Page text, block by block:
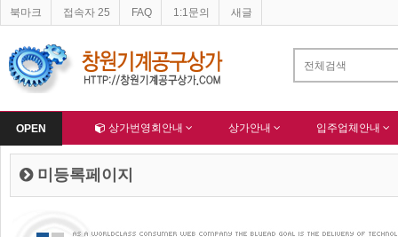
OPEN
북마크 접속자 25 FAQ 1:1문의 새글
이버 등록완료 - 알림 한국종합산업(주) 회원님 가입을 축하드립니다 !
Home 상가번영회안내 상가안내 입주업체안내
미등록페이지